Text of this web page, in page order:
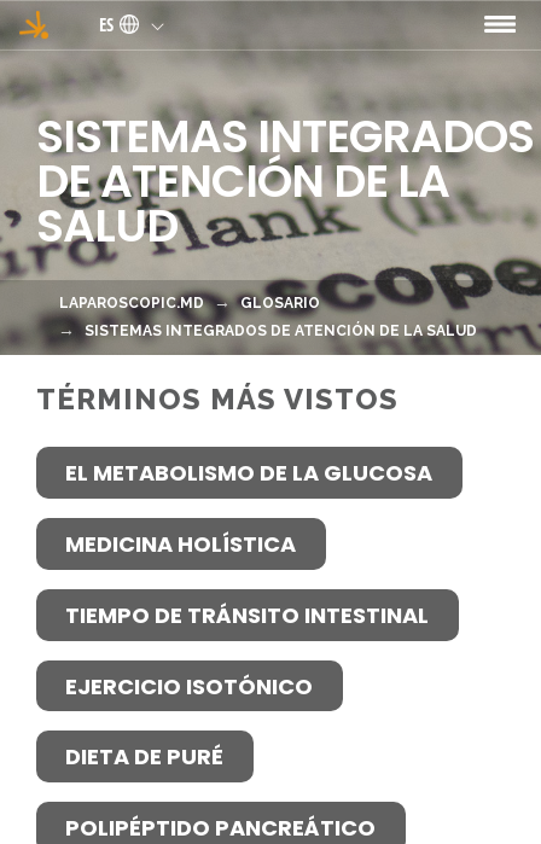
Pasar al contenido principal
ES
SISTEMAS INTEGRADOS
DE ATENCIÓN DE LA
SALUD
LAPAROSCOPIC.MD
GLOSARIO
SISTEMAS INTEGRADOS DE ATENCIÓN DE LA SALUD
TÉRMINOS MÁS VISTOS
EL METABOLISMO DE LA GLUCOSA
MEDICINA HOLÍSTICA
TIEMPO DE TRÁNSITO INTESTINAL
EJERCICIO ISOTÓNICO
DIETA DE PURÉ
POLIPÉPTIDO PANCREÁTICO